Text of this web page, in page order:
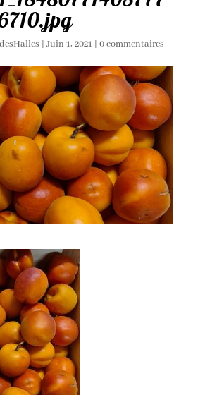
| Juin 1, 2021| 0 commentaires